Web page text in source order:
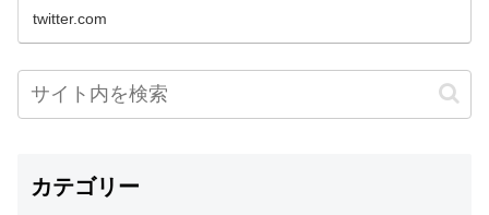
twitter.com
カテゴリー